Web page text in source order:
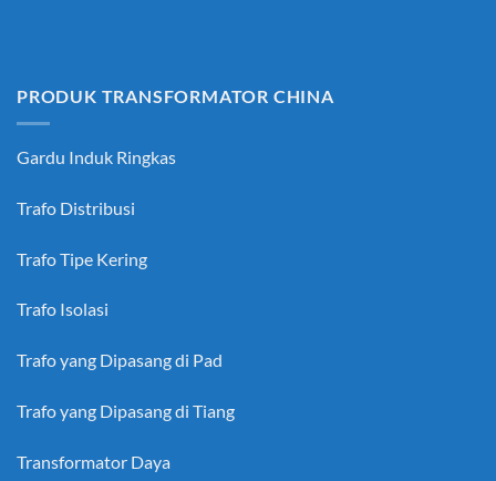
PRODUK TRANSFORMATOR CHINA
Gardu Induk Ringkas
Trafo Distribusi
Trafo Tipe Kering
Trafo Isolasi
Trafo yang Dipasang di Pad
Trafo yang Dipasang di Tiang
Transformator Daya